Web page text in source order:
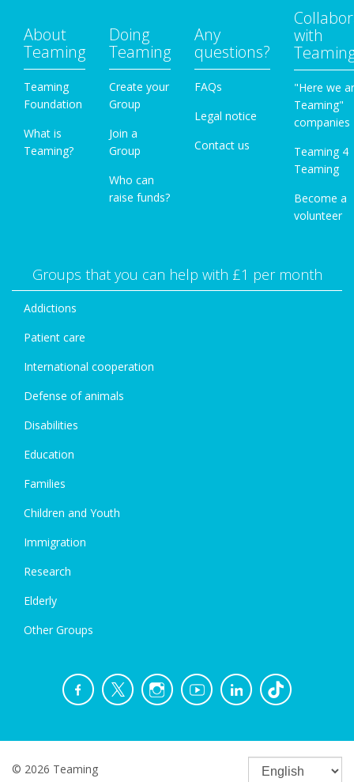
About
Teaming
Teaming
Foundation
What is
Teaming?
Doing
Teaming
Create your
Group
Join a
Group
Who can
raise funds?
Any
questions?
FAQs
Legal notice
Contact us
with
"Here we
Teaming"
companies
Teaming 4
Teaming
Become a
volunteer
Groups that you can help with £1 per month
Addictions
Patient care
International cooperation
Defense of animals
Disabilities
Education
Families
Children and Youth
Immigration
Research
Elderly
Other Groups
© 2026 Teaming